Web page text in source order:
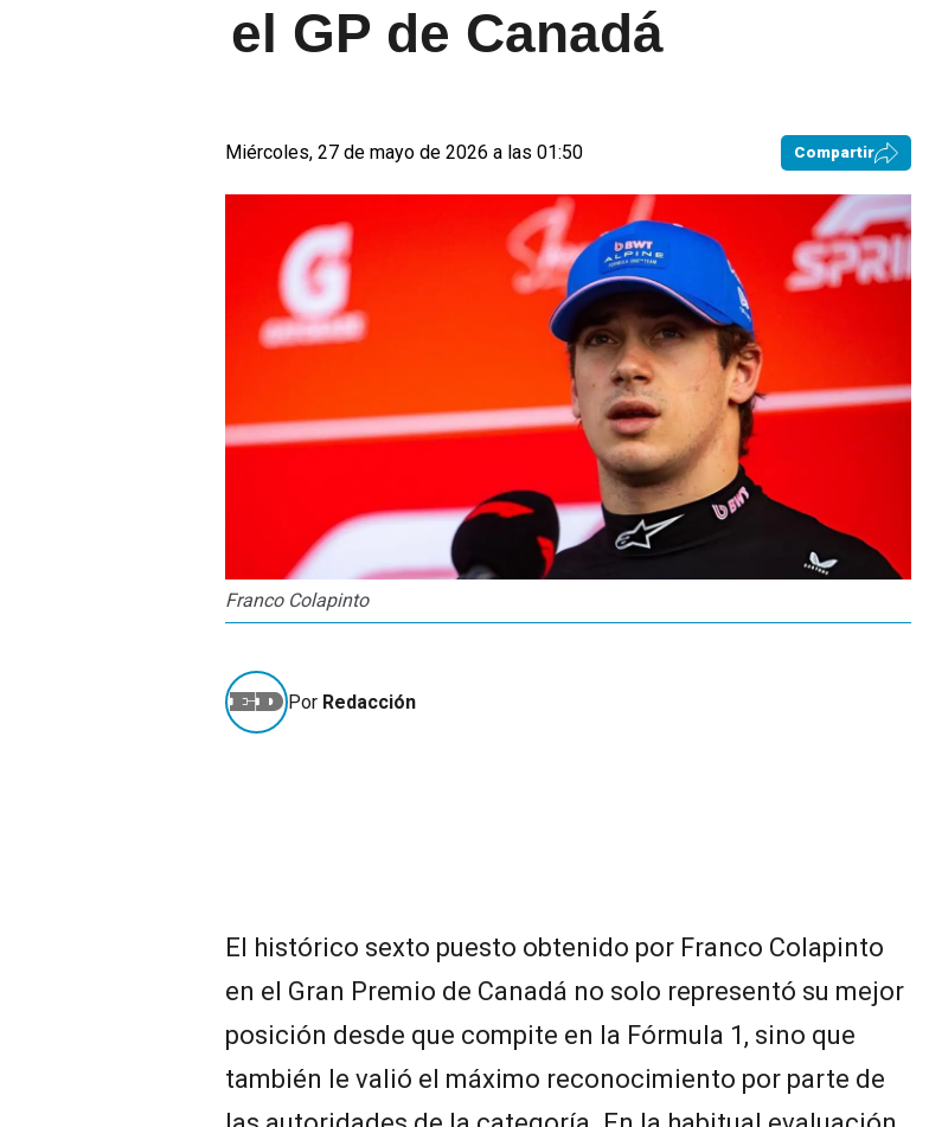
el GP de Canadá
Miércoles, 27 de mayo de 2026 a las 01:50 Compartir
Franco Colapinto
Por Redacción
El histórico sexto puesto obtenido por Franco Colapinto
en el Gran Premio de Canadá no solo representó su mejor
posición desde que compite en la Fórmula 1, sino que
también le valió el máximo reconocimiento por parte de